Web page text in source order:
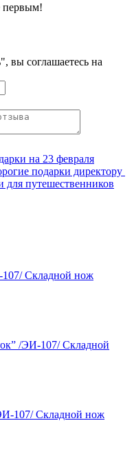
первым!
вы соглашаетесь на
на 23 февраля
подарки директору
для путешественников
Складной нож
Складной
Складной нож